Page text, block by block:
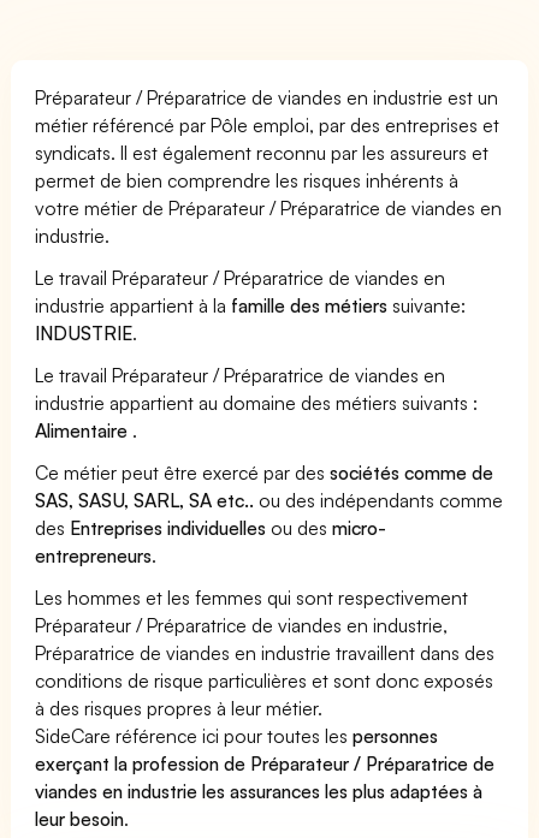
Préparateur / Préparatrice de viandes en industrie est un
métier référencé par Pôle emploi, par des entreprises et
syndicats. Il est également reconnu par les assureurs et
permet de bien comprendre les risques inhérents à
votre métier de Préparateur / Préparatrice de viandes en
industrie.
Le travail Préparateur / Préparatrice de viandes en
industrie appartient à la famille des métiers suivante:
INDUSTRIE.
Le travail Préparateur / Préparatrice de viandes en
industrie appartient au domaine des métiers suivants :
Alimentaire .
Ce métier peut être exercé par dessociétés comme de
SAS, SASU, SARL, SA etc.. ou des indépendants comme
des Entreprises individuelles ou desmicro-
entrepreneurs.
Les hommes et les femmes qui sont respectivement
Préparateur / Préparatrice de viandes en industrie,
Préparatrice de viandes en industrie travaillent dans des
conditions de risque particulières et sont donc exposés
à des risques propres à leur métier.
SideCare référence ici pour toutes lespersonnes
exerçant la profession de Préparateur / Préparatrice de
viandes en industrie les assurances les plus adaptées à
leur besoin.